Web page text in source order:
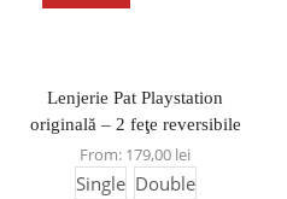
Lenjerie Pat Playstation
originală – 2 feţe reversibile
From: 179,00 lei
Single Double